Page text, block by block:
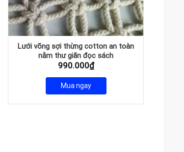
Lưới võng sợi thừng cotton an toàn
nằm thư giãn đọc sách
990.000₫
Mua ngay